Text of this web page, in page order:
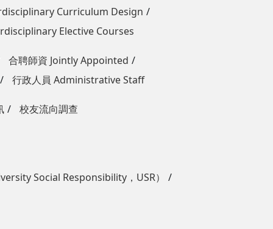
Curriculum Design
Elective Courses
合聘師資 Jointly Appointed
行政人員 Administrative Staff
校友流向調查
Social Responsibility，USR）